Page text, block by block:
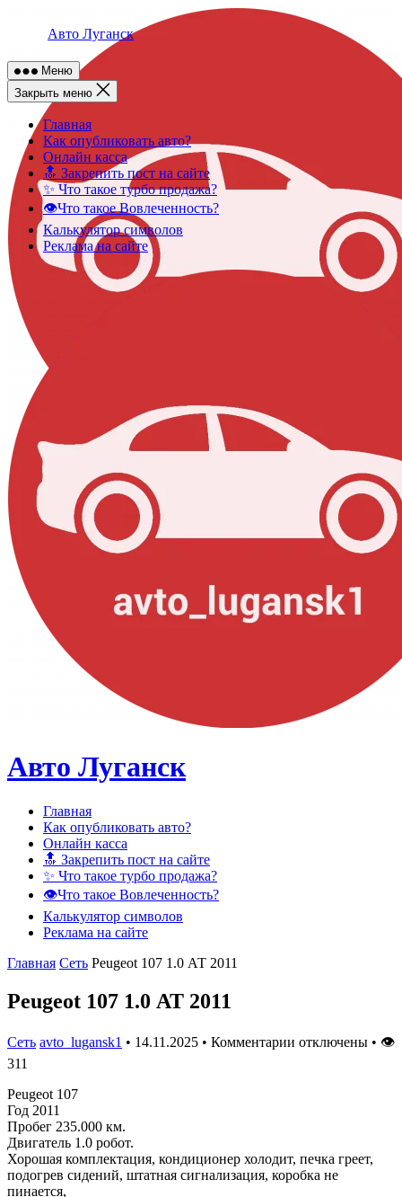
Авто Луганск
Меню
Закрыть меню
Главная
Как опубликовать авто?
Онлайн касса
🔝 Закрепить пост на сайте
✨ Что такое турбо продажа?
👁️Что такое Вовлеченность?
Калькулятор символов
Реклама на сайте
Авто Луганск
Главная
Как опубликовать авто?
Онлайн касса
🔝 Закрепить пост на сайте
✨ Что такое турбо продажа?
👁️Что такое Вовлеченность?
Калькулятор символов
Реклама на сайте
Главная Сеть Peugeot 107 1.0 АТ 2011
Peugeot 107 1.0 АТ 2011
Сеть avto_lugansk1 • 14.11.2025 • Комментарии отключены • 👁
311
Peugeot 107
Год 2011
Пробег 235.000 км.
Двигатель 1.0 робот.
Хорошая комплектация, кондиционер холодит, печка греет,
подогрев сидений, штатная сигнализация, коробка не
пинается,